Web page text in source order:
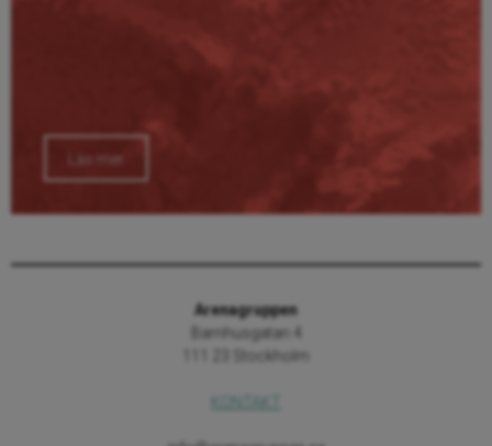
Läs mer
Arenagruppen
Barnhusgatan 4
111 23 Stockholm